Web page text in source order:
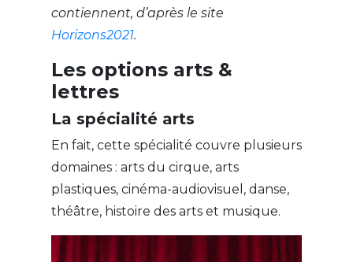
contiennent, d’après le site
Horizons2021.
Les options arts &
lettres
La spécialité arts
En fait, cette spécialité couvre plusieurs
domaines : arts du cirque, arts
plastiques, cinéma-audiovisuel, danse,
théâtre, histoire des arts et musique.